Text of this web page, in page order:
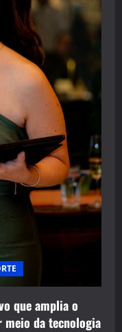
que amplia o
meio da tecnologia